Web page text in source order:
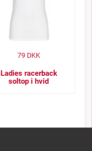
Ladies racerback
soltop i hvid
79 DKK